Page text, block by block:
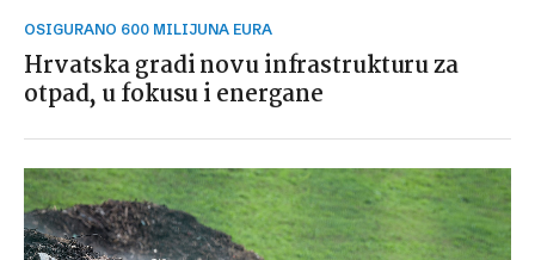
OSIGURANO 600 MILIJUNA EURA
Hrvatska gradi novu infrastrukturu za
otpad, u fokusu i energane